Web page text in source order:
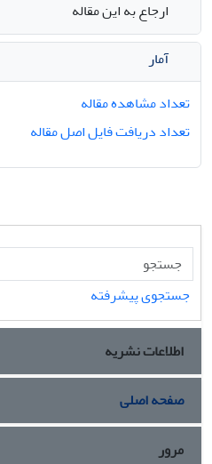
ارجاع به این مقاله
آمار
تعداد مشاهده مقاله
تعداد دریافت فایل اصل مقاله
جستجوی پیشرفته
اطلاعات نشریه
صفحه اصلی
مرور